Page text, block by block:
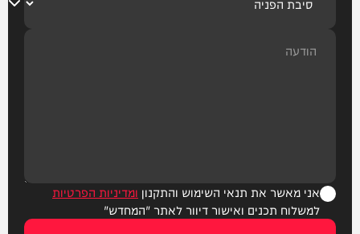
אני מאשר את תנאי השימוש והתקנון ומדיניות הפרטיות
למשלוח תכנים ואישור דיוור לאתר "המחדש"